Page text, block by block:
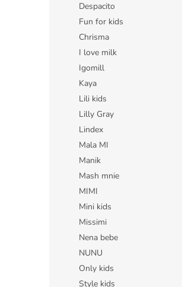
Despacito
Fun for kids
Chrisma
I love milk
Igomill
Kaya
Lili kids
Lilly Gray
Lindex
Mala MI
Manik
Mash mnie
MIMI
Mini kids
Missimi
Nena bebe
NUNU
Only kids
Style kids